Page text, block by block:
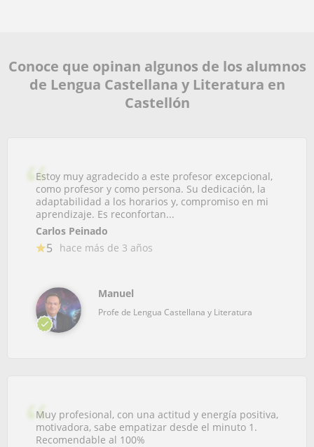
Conoce que opinan algunos de los alumnos
de Lengua Castellana y Literatura en
Castellón
Estoy muy agradecido a este profesor excepcional,
como profesor y como persona. Su dedicación, la
adaptabilidad a los horarios y, compromiso en mi
aprendizaje. Es reconfortan...
Carlos Peinado
5 hace más de 3 años
Manuel
Profe de Lengua Castellana y Literatura
Muy profesional, con una actitud y energía positiva,
motivadora, sabe empatizar desde el minuto 1.
Recomendable al 100%